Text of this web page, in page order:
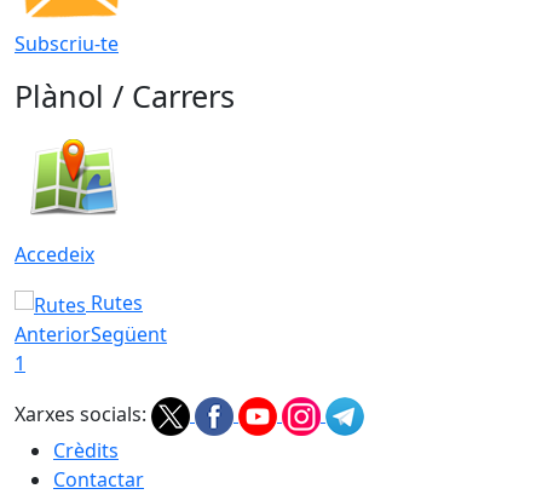
Subscriu-te
Plànol / Carrers
Accedeix
Rutes
AnteriorSegüent
1
Xarxes socials:
Crèdits
Contactar